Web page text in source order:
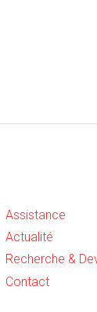
Assistance
Actualité
Contact